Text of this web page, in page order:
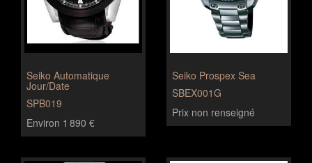
Seiko Automatique
Jour/Date
SPB019
Environ 1 890 €
Seiko Prospex Sea
SBEX001G
Prix non renseigné